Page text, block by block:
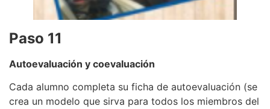
Paso 11
Autoevaluación y coevaluación
Cada alumno completa su ficha de autoevaluación (se
crea un modelo que sirva para todos los miembros del